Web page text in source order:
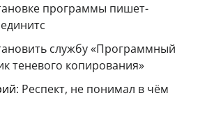
программы пишет-
службу «Программный
теневого копирования»
: Респект, не понимал в чём